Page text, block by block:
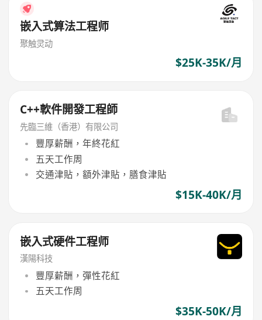
嵌入式算法工程师
聚触灵动
$25K-35K/月
C++軟件開發工程師
先臨三維（香港）有限公司
豐厚薪酬，年終花紅
五天工作周
交通津貼，額外津貼，膳食津貼
$15K-40K/月
嵌入式硬件工程师
漢陽科技
豐厚薪酬，彈性花紅
五天工作周
$35K-50K/月